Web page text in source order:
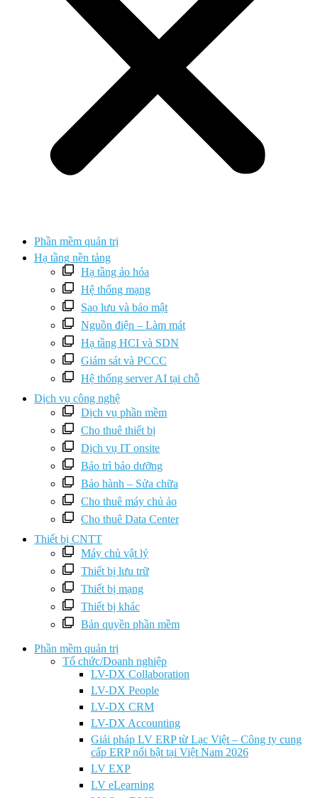
Phần mềm quản trị
Hạ tầng nền tảng
Hạ tầng ảo hóa
Hệ thống mạng
Sao lưu và bảo mật
Nguồn điện – Làm mát
Hạ tầng HCI và SDN
Giám sát và PCCC
Hệ thống server AI tại chỗ
Dịch vụ công nghệ
Dịch vụ phần mềm
Cho thuê thiết bị
Dịch vụ IT onsite
Bảo trì bảo dưỡng
Bảo hành – Sửa chữa
Cho thuê máy chủ ảo
Cho thuê Data Center
Thiết bị CNTT
Máy chủ vật lý
Thiết bị lưu trữ
Thiết bị mạng
Thiết bị khác
Bản quyền phần mềm
Phần mềm quản trị
Tổ chức/Doanh nghiệp
LV-DX Collaboration
LV-DX People
LV-DX CRM
LV-DX Accounting
Giải pháp LV ERP từ Lạc Việt – Công ty cung
cấp ERP nổi bật tại Việt Nam 2026
LV EXP
LV eLearning